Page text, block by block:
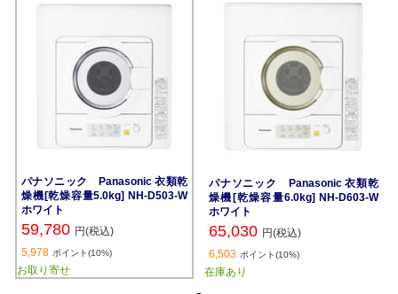
パナソニック Panasonic 衣類乾
燥機[乾燥容量5.0kg] NH-D503-W
ホワイト
59,780 円(税込)
5,978 ポイント(10%)
お取り寄せ
パナソニック Panasonic 衣類乾
燥機[乾燥容量6.0kg] NH-D603-W
ホワイト
65,030 円(税込)
6,503 ポイント(10%)
在庫あり